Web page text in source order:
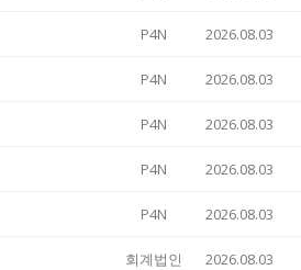
P4N 2026.08.03
P4N 2026.08.03
P4N 2026.08.03
P4N 2026.08.03
P4N 2026.08.03
회계법인 2026.08.03